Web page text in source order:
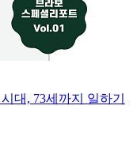
대, 73세까지 일하기